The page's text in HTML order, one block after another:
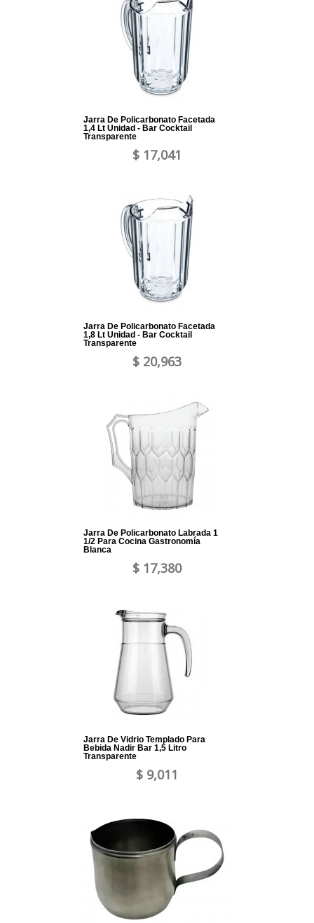
Jarra De Policarbonato Facetada
1,4 Lt Unidad - Bar Cocktail
Transparente
$ 17,041
Jarra De Policarbonato Facetada
1,8 Lt Unidad - Bar Cocktail
Transparente
$ 20,963
Jarra De Policarbonato Labrada 1
1/2 Para Cocina Gastronomía
Blanca
$ 17,380
Jarra De Vidrio Templado Para
Bebida Nadir Bar 1,5 Litro
Transparente
$ 9,011